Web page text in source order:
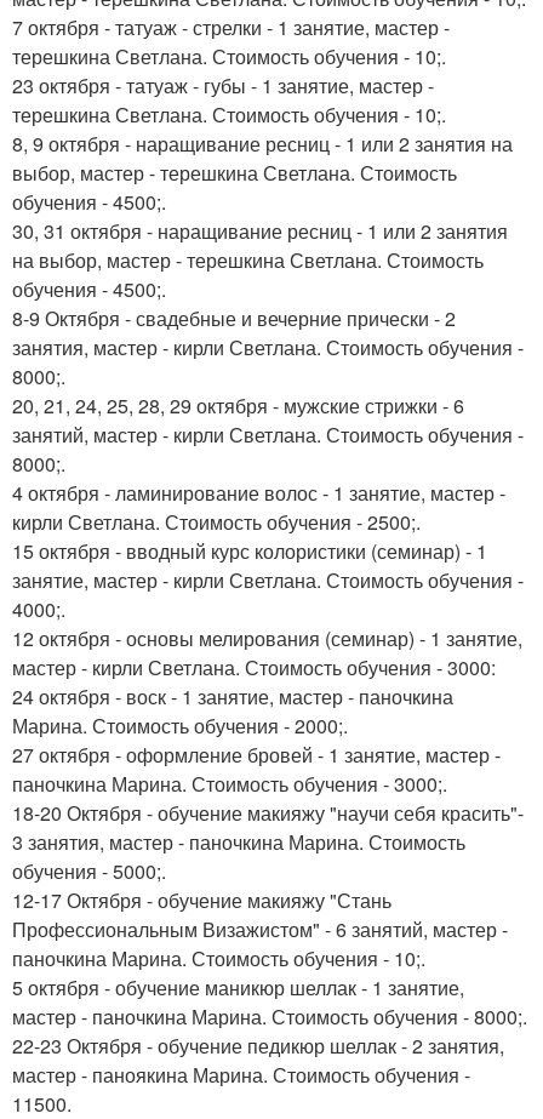
7 октября - татуаж - стрелки - 1 занятие, мастер -
терешкина Светлана. Стоимость обучения - 10;.
23 октября - татуаж - губы - 1 занятие, мастер -
терешкина Светлана. Стоимость обучения - 10;.
8, 9 октября - наращивание ресниц - 1 или 2 занятия на
выбор, мастер - терешкина Светлана. Стоимость
обучения - 4500;.
30, 31 октября - наращивание ресниц - 1 или 2 занятия
на выбор, мастер - терешкина Светлана. Стоимость
обучения - 4500;.
8-9 Октября - свадебные и вечерние прически - 2
занятия, мастер - кирли Светлана. Стоимость обучения -
8000;.
20, 21, 24, 25, 28, 29 октября - мужские стрижки - 6
занятий, мастер - кирли Светлана. Стоимость обучения -
8000;.
4 октября - ламинирование волос - 1 занятие, мастер -
кирли Светлана. Стоимость обучения - 2500;.
15 октября - вводный курс колористики (семинар) - 1
занятие, мастер - кирли Светлана. Стоимость обучения -
4000;.
12 октября - основы мелирования (семинар) - 1 занятие,
мастер - кирли Светлана. Стоимость обучения - 3000:
24 октября - воск - 1 занятие, мастер - паночкина
Марина. Стоимость обучения - 2000;.
27 октября - оформление бровей - 1 занятие, мастер -
паночкина Марина. Стоимость обучения - 3000;.
18-20 Октября - обучение макияжу "научи себя красить"-
3 занятия, мастер - паночкина Марина. Стоимость
обучения - 5000;.
12-17 Октября - обучение макияжу "Стань
Профессиональным Визажистом" - 6 занятий, мастер -
паночкина Марина. Стоимость обучения - 10;.
5 октября - обучение маникюр шеллак - 1 занятие,
мастер - паночкина Марина. Стоимость обучения - 8000;.
22-23 Октября - обучение педикюр шеллак - 2 занятия,
мастер - паноякина Марина. Стоимость обучения -
11500.